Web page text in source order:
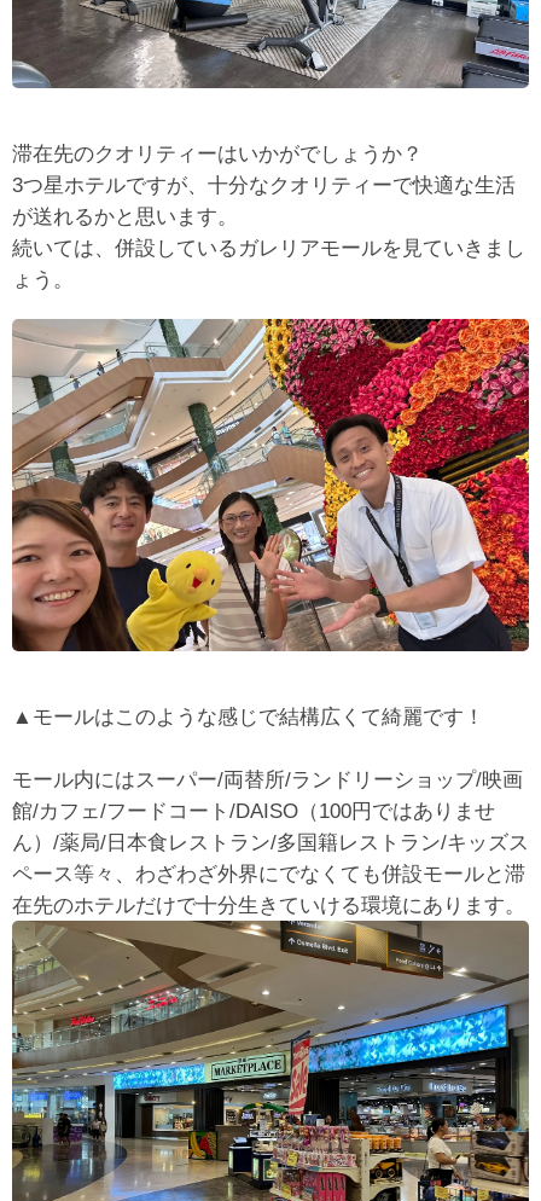
滞在先のクオリティーはいかがでしょうか？
3つ星ホテルですが、十分なクオリティーで快適な生活
が送れるかと思います。
続いては、併設しているガレリアモールを見ていきまし
ょう。
▲モールはこのような感じで結構広くて綺麗です！
モール内にはスーパー/両替所/ランドリーショップ/映画
館/カフェ/フードコート/DAISO（100円ではありませ
ん）/薬局/日本食レストラン/多国籍レストラン/キッズス
ペース等々、わざわざ外界にでなくても併設モールと滞
在先のホテルだけで十分生きていける環境にあります。